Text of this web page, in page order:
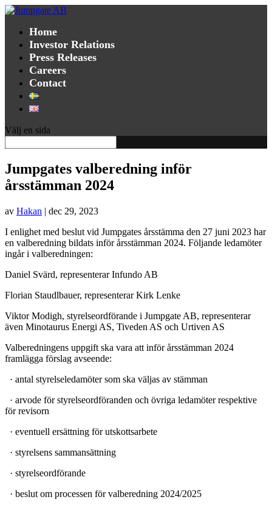
Home
Investor Relations
Press Releases
Careers
Contact
Välj en sida
Jumpgates valberedning inför
årsstämman 2024
av Hakan | dec 29, 2023
I enlighet med beslut vid Jumpgates årsstämma den 27 juni 2023 har
en valberedning bildats inför årsstämman 2024. Följande ledamöter
ingår i valberedningen:
Daniel Svärd, representerar Infundo AB
Florian Staudlbauer, representerar Kirk Lenke
Viktor Modigh, styrelseordförande i Jumpgate AB, representerar
även Minotaurus Energi AS, Tiveden AS och Urtiven AS
Valberedningens uppgift ska vara att inför årsstämman 2024
framlägga förslag avseende:
· antal styrelseledamöter som ska väljas av stämman
· arvode för styrelseordföranden och övriga ledamöter respektive
för revisorn
· eventuell ersättning för utskottsarbete
· styrelsens sammansättning
· styrelseordförande
· beslut om processen för valberedning 2024/2025